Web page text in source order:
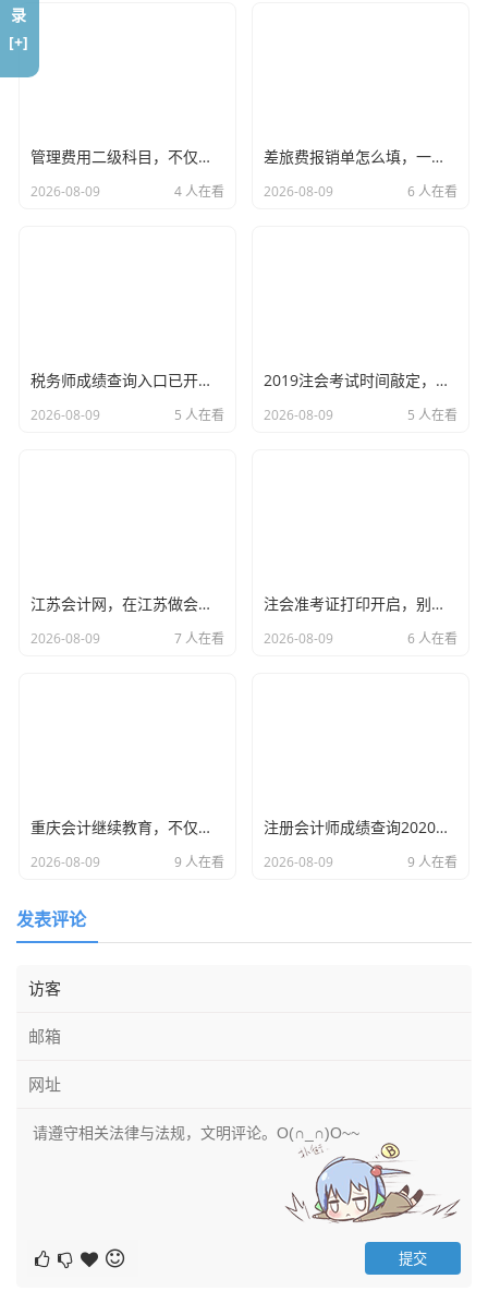
时犯的低级错误，这些错误，往往不是因为财务知识不懂，
额、实缴时间。
我见过一个初创科技公司，为了显摆实力，注册资本填了50
旦被查实，那不仅是罚款的问题,还要承担法律责任。
现在工商局搞“双随机、一公开”抽查，有时候会发挂号信核
实地址，如果你的地址填错了，或者没人签收，直接判定为
录。
方，财务嫌麻烦，年检时没改地址，结果正好赶上抽查，信
工商局说明情况，还要提交一堆场地证明材料,费时费力。
社保数据：别以为税务局不知道
这是很多老板最容易忽视，也是现在查得最严的地方,年检报
告书要求填写社保参保人数和缴费情况。
很多企业习惯“账外发工资”，或者只给核心员工交社保，报
人，这数据一对不上,系统立马预警。
管理费用二级科目，不仅是数字游戏，更是企业管理的照妖镜
2026-08-09 4 人在看
差旅费报销单怎么填，一份让财务部不再退单的生存指南
2026-08-09 6 人在看
税务师成绩查询入口已开启，这一刻的紧张与释怀，聊聊税务师证书的含金量与职业进阶
2026-08-09 5 人在看
2019注会考试时间敲定，别让焦虑毁了你的通关梦，这份备考攻略请收好
2026-08-09 5 人在看
江苏会计网，在江苏做会计，为什么这个网站是你职业生涯中不可或缺的老伙计？
2026-08-09 7 人在看
注会准考证打印开启，别让这张纸，成为你注会路上的拦路虎
2026-08-09 6 人在看
重庆会计继续教育，不仅是任务，更是我们财务人的年度体检与充电站
2026-08-09 9 人在看
注册会计师成绩查询2020，回首那年查分夜，一场关于焦虑与希望的博弈
2026-08-09 9 人在看
发表评论
录
[+]